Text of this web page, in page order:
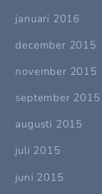
januari 2016
december 2015
november 2015
september 2015
augusti 2015
juli 2015
juni 2015